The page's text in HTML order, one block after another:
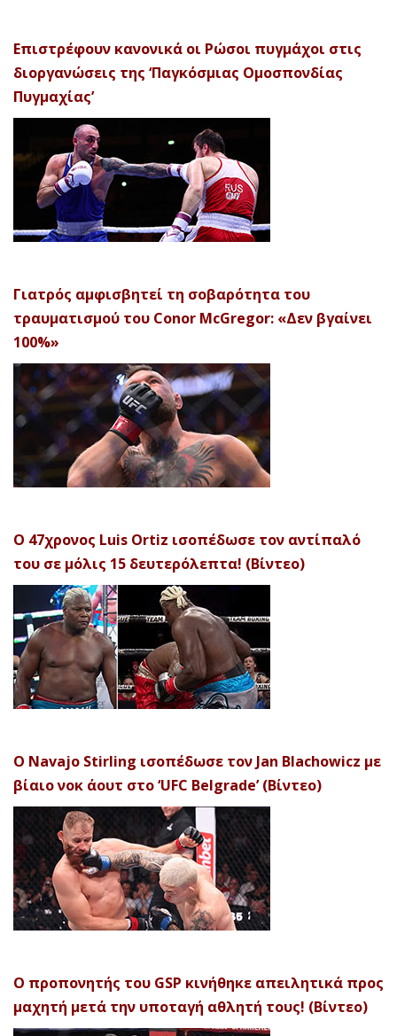
Επιστρέφουν κανονικά οι Ρώσοι πυγμάχοι στις
διοργανώσεις της ‘Παγκόσμιας Ομοσπονδίας
Πυγμαχίας’
Γιατρός αμφισβητεί τη σοβαρότητα του
τραυματισμού του Conor McGregor: «Δεν βγαίνει
100%»
Ο 47χρονος Luis Ortiz ισοπέδωσε τον αντίπαλό
του σε μόλις 15 δευτερόλεπτα! (Βίντεο)
Ο Navajo Stirling ισοπέδωσε τον Jan Blachowicz με
βίαιο νοκ άουτ στο ‘UFC Belgrade’ (Βίντεο)
Ο προπονητής του GSP κινήθηκε απειλητικά προς
μαχητή μετά την υποταγή αθλητή τους! (Βίντεο)